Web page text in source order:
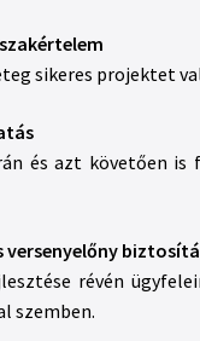
sikeres projektet
és azt követően
révén
szemben.